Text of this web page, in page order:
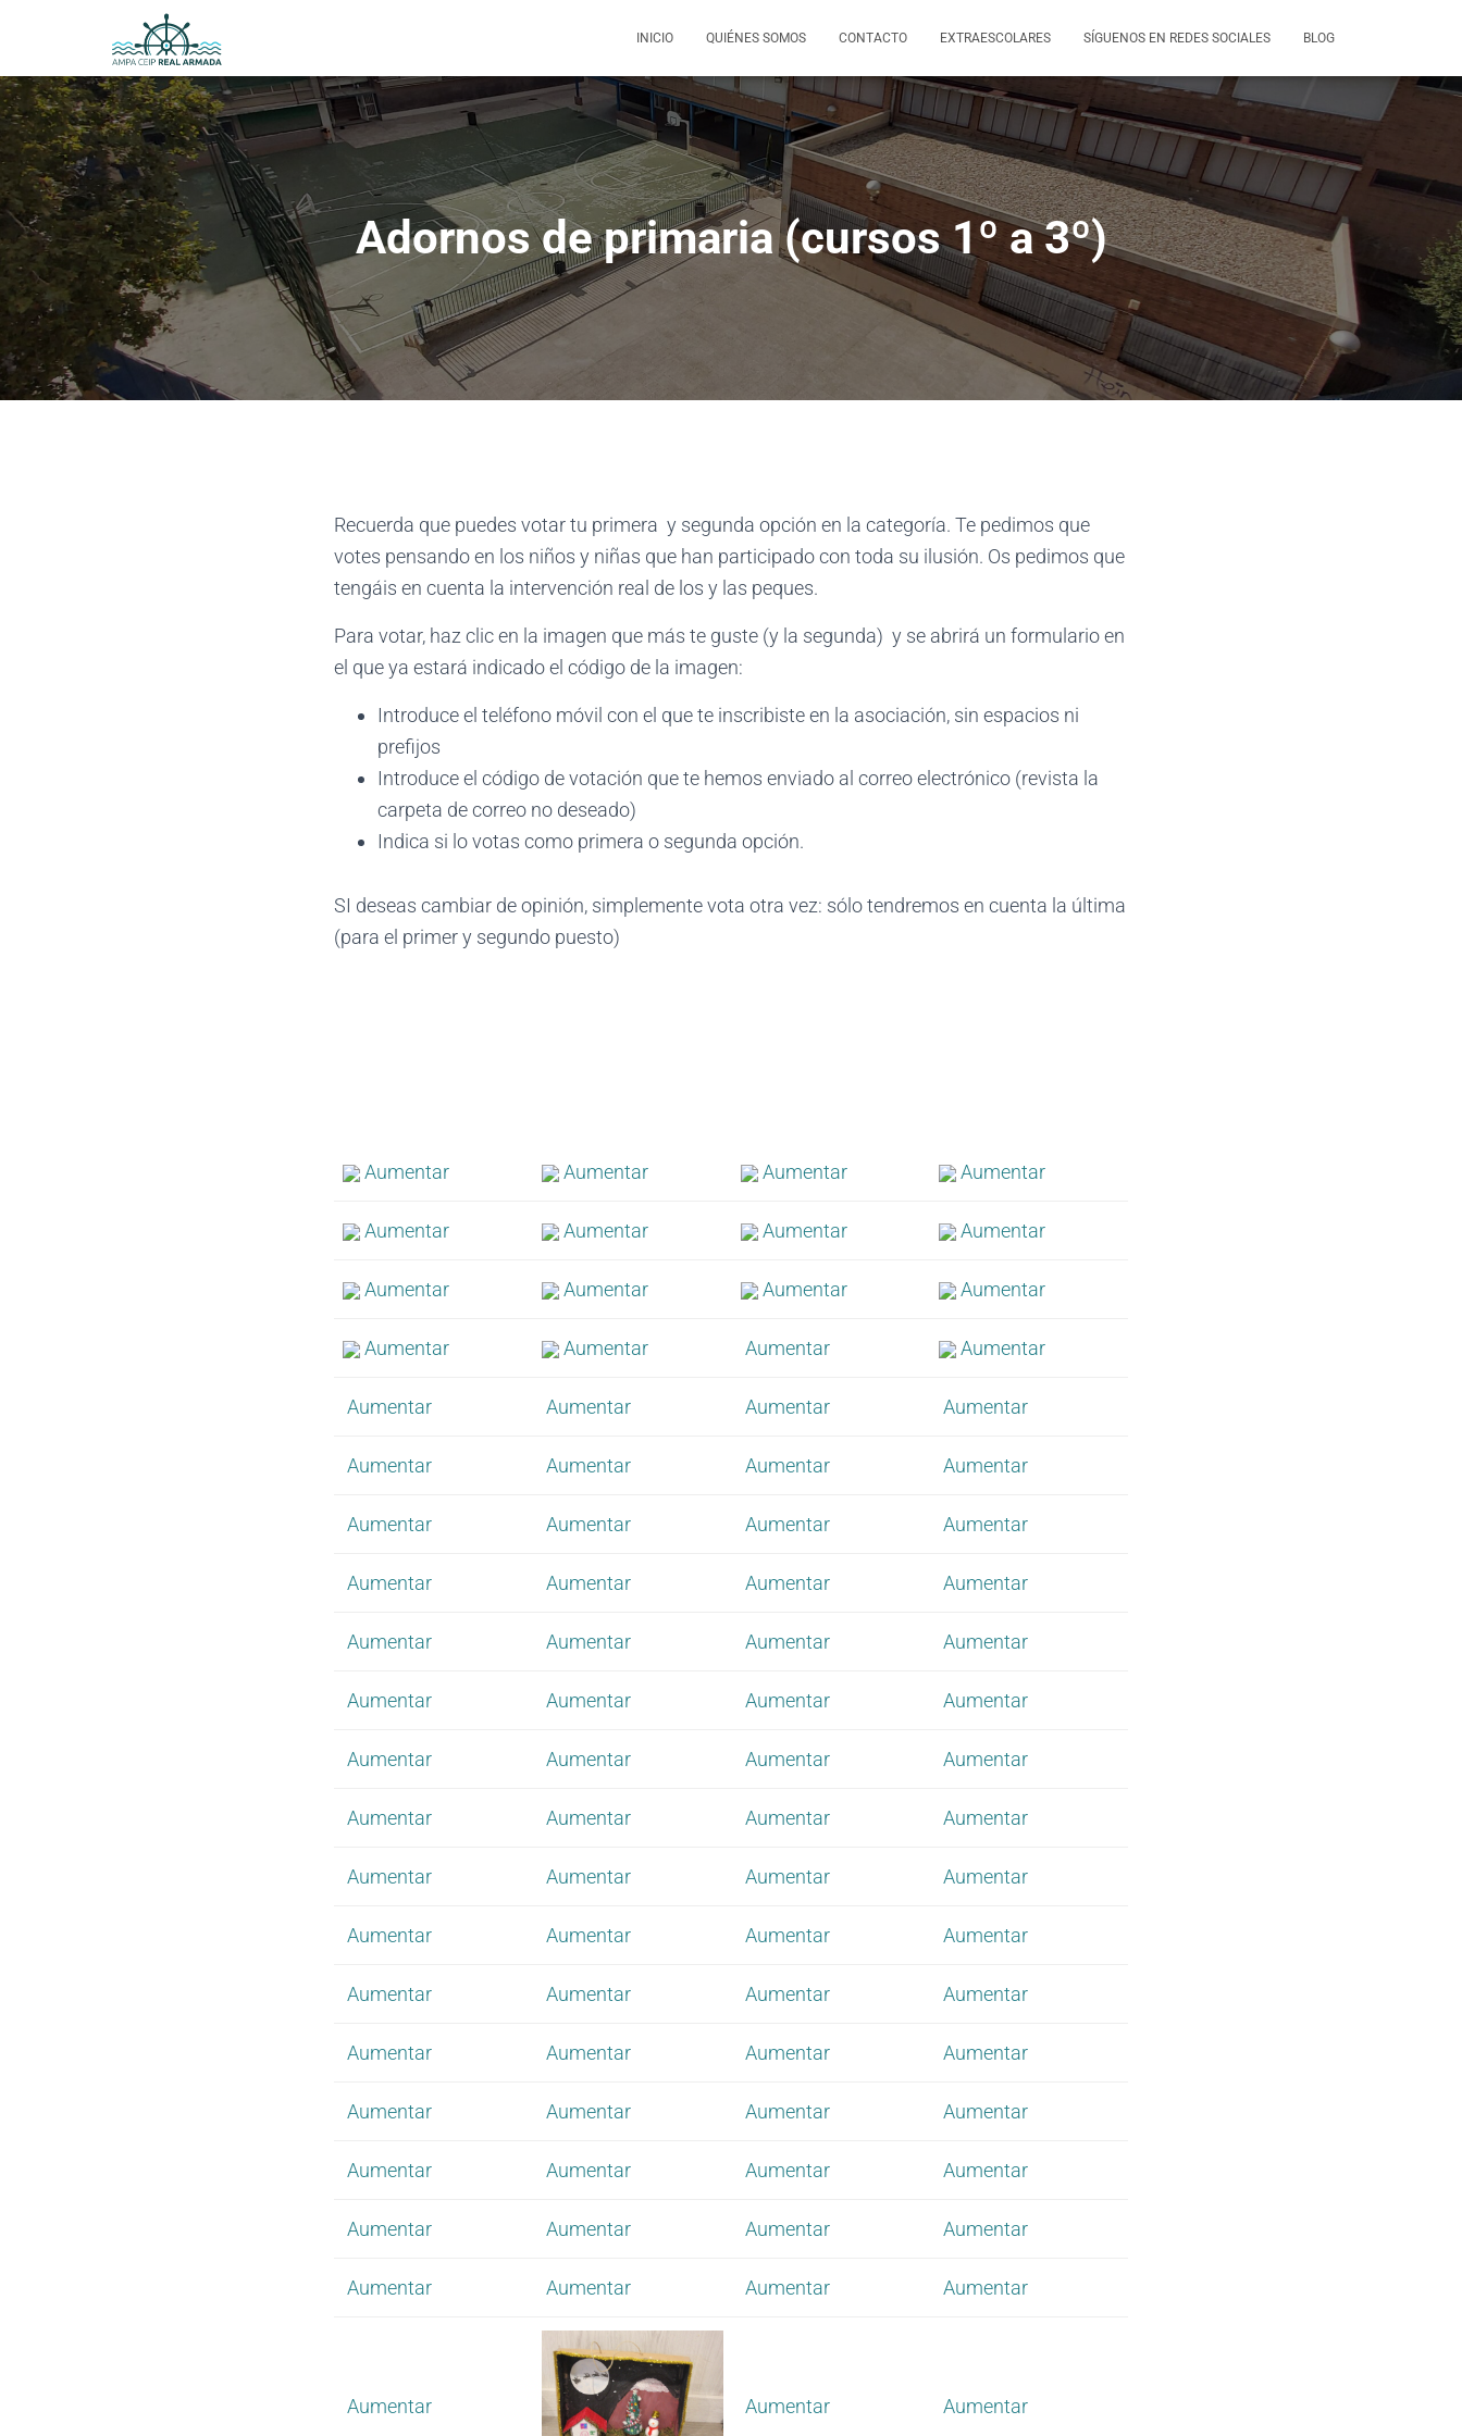
INICIO QUIÉNES SOMOS CONTACTO EXTRAESCOLARES SÍGUENOS EN REDES SOCIALES BLOG
Adornos de primaria (cursos 1º a 3º)
Recuerda que puedes votar tu primera y segunda opción en la categoría. Te pedimos que
votes pensando en los niños y niñas que han participado con toda su ilusión. Os pedimos que
tengáis en cuenta la intervención real de los y las peques.
Para votar, haz clic en la imagen que más te guste (y la segunda) y se abrirá un formulario en
el que ya estará indicado el código de la imagen:
Introduce el teléfono móvil con el que te inscribiste en la asociación, sin espacios ni
prefijos
Introduce el código de votación que te hemos enviado al correo electrónico (revista la
carpeta de correo no deseado)
Indica si lo votas como primera o segunda opción.
SI deseas cambiar de opinión, simplemente vota otra vez: sólo tendremos en cuenta la última
(para el primer y segundo puesto)
Aumentar Aumentar Aumentar Aumentar
Aumentar Aumentar Aumentar Aumentar
Aumentar Aumentar Aumentar Aumentar
Aumentar Aumentar Aumentar Aumentar
Aumentar Aumentar Aumentar Aumentar
Aumentar Aumentar Aumentar Aumentar
Aumentar Aumentar Aumentar Aumentar
Aumentar Aumentar Aumentar Aumentar
Aumentar Aumentar Aumentar Aumentar
Aumentar Aumentar Aumentar Aumentar
Aumentar Aumentar Aumentar Aumentar
Aumentar Aumentar Aumentar Aumentar
Aumentar Aumentar Aumentar Aumentar
Aumentar Aumentar Aumentar Aumentar
Aumentar Aumentar Aumentar Aumentar
Aumentar Aumentar Aumentar Aumentar
Aumentar Aumentar Aumentar Aumentar
Aumentar Aumentar Aumentar Aumentar
Aumentar Aumentar Aumentar Aumentar
Aumentar Aumentar Aumentar Aumentar
Aumentar Aumentar Aumentar